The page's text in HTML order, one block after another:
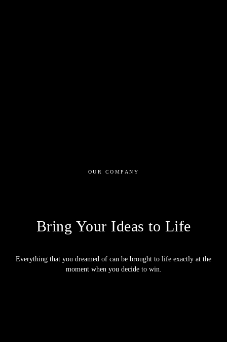
OUR COMPANY
Bring Your Ideas to Life
Everything that you dreamed of can be brought to life exactly at the
moment when you decide to win.